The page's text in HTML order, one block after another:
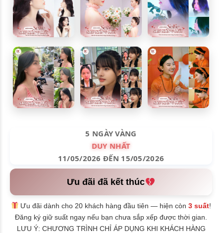
5 NGÀY VÀNG
DUY NHẤT
11/05/2026 ĐẾN 15/05/2026
Ưu đãi đã kết thúc
Ưu đãi dành cho 20 khách hàng đầu tiên — hiện còn3 suất!
Đăng ký giữ suất ngay nếu bạn chưa sắp xếp được thời gian.
LƯU Ý: CHƯƠNG TRÌNH CHỈ ÁP DỤNG KHI KHÁCH HÀNG